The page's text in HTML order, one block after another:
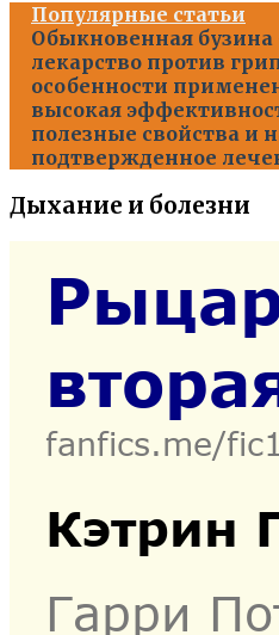
Популярные статьи
Обыкновенная
лекарство против
особенности
высокая
полезные свойства и
подтвержденное
Дыхание и болезни